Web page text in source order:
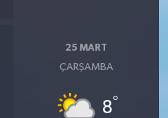
25 MART
ÇARŞAMBA
8°